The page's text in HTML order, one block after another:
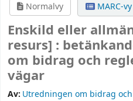
Normalvy
MARC-vy
Enskild eller
resurs] :
om bidrag och
vägar
Av: Utredningen om bidrag